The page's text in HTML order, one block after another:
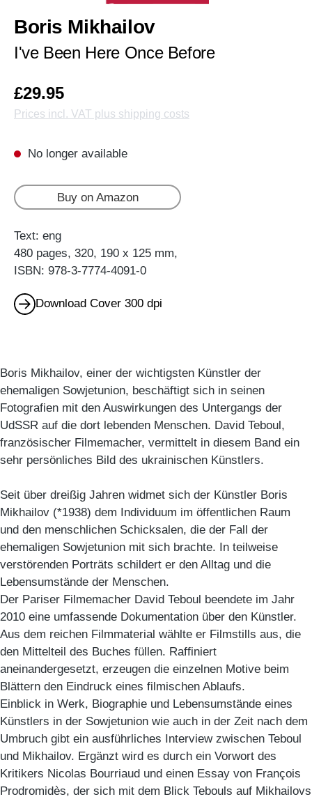
Boris Mikhailov
I've Been Here Once Before
£29.95
Prices incl. VAT plus shipping costs
No longer available
Buy on Amazon
Text: eng
480 pages, 320, 190 x 125 mm,
ISBN: 978-3-7774-4091-0
Download Cover 300 dpi
Boris Mikhailov, einer der wichtigsten Künstler der
ehemaligen Sowjetunion, beschäftigt sich in seinen
Fotografien mit den Auswirkungen des Untergangs der
UdSSR auf die dort lebenden Menschen. David Teboul,
französischer Filmemacher, vermittelt in diesem Band ein
sehr persönliches Bild des ukrainischen Künstlers.
Seit über dreißig Jahren widmet sich der Künstler Boris
Mikhailov (*1938) dem Individuum im öffentlichen Raum
und den menschlichen Schicksalen, die der Fall der
ehemaligen Sowjetunion mit sich brachte. In teilweise
verstörenden Porträts schildert er den Alltag und die
Lebensumstände der Menschen.
Der Pariser Filmemacher David Teboul beendete im Jahr
2010 eine umfassende Dokumentation über den Künstler.
Aus dem reichen Filmmaterial wählte er Filmstills aus, die
den Mittelteil des Buches füllen. Raffiniert
aneinandergesetzt, erzeugen die einzelnen Motive beim
Blättern den Eindruck eines filmischen Ablaufs.
Einblick in Werk, Biographie und Lebensumstände eines
Künstlers in der Sowjetunion wie auch in der Zeit nach dem
Umbruch gibt ein ausführliches Interview zwischen Teboul
und Mikhailov. Ergänzt wird es durch ein Vorwort des
Kritikers Nicolas Bourriaud und einen Essay von François
Prodromidès, der sich mit dem Blick Tebouls auf Mikhailovs